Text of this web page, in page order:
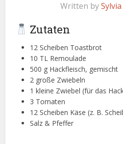
Written by
Zutaten
12 Scheiben Toastbrot
10 TL Remoulade
500 g Hackfleisch, gemischt
2 große Zwiebeln
1 kleine Zwiebel (für das
3 Tomaten
12 Scheiben Käse (z. B.
Salz & Pfeffer